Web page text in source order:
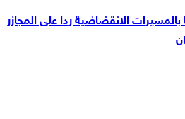
الانقضاضية ردا على المجازر